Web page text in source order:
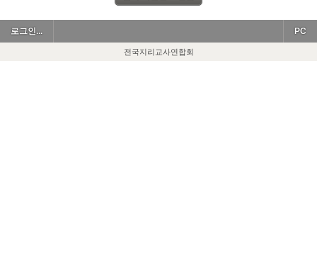
로그인... PC
전국지리교사연합회